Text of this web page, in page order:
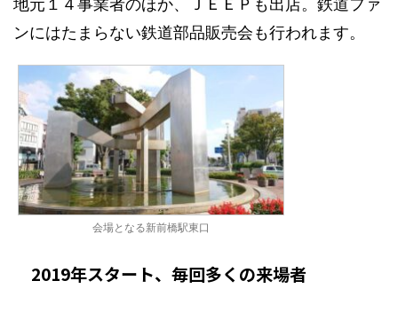
地元１４事業者のほか、ＪＥＥＰも出店。鉄道ファ
ンにはたまらない鉄道部品販売会も行われます。
会場となる新前橋駅東口
2019年スタート、毎回多くの来場者